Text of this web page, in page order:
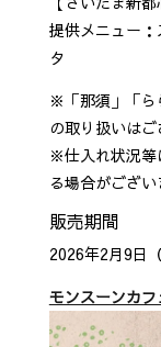
提供メニュー
タ
※「那須」「ら
の取り扱いはご
※仕入れ状況等
る場合がござい
販売期間
2026年2月9日
モンスーンカフ